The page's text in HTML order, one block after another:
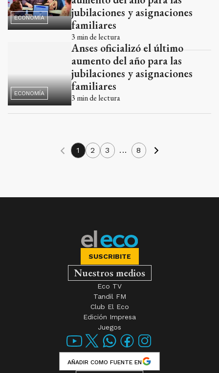
3min de lectura
Anses oficializó el último
aumento del año para las
jubilaciones y asignaciones
familiares
3min de lectura
1 2 3 ... 8
Nuestros medios
Club El Eco
Edición Impresa
Juegos
AÑADIR COMO FUENTE EN
Suplementos